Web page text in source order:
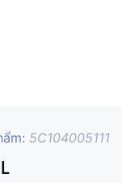
5C104005111